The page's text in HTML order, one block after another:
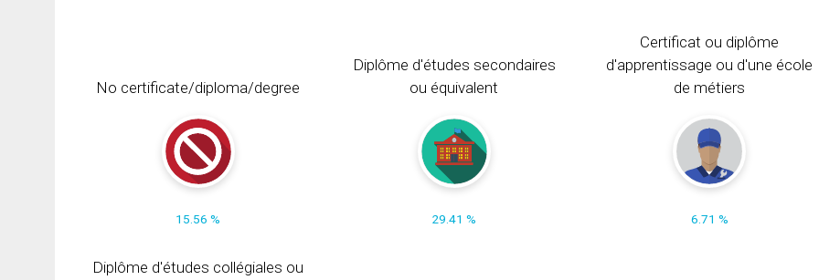
No certificate/diploma/degree
15.56 %
Diplôme d'études secondaires
ou équivalent
29.41 %
Certificat ou diplôme
d'apprentissage ou d'une école
de métiers
6.71 %
Diplôme d'études collégiales ou